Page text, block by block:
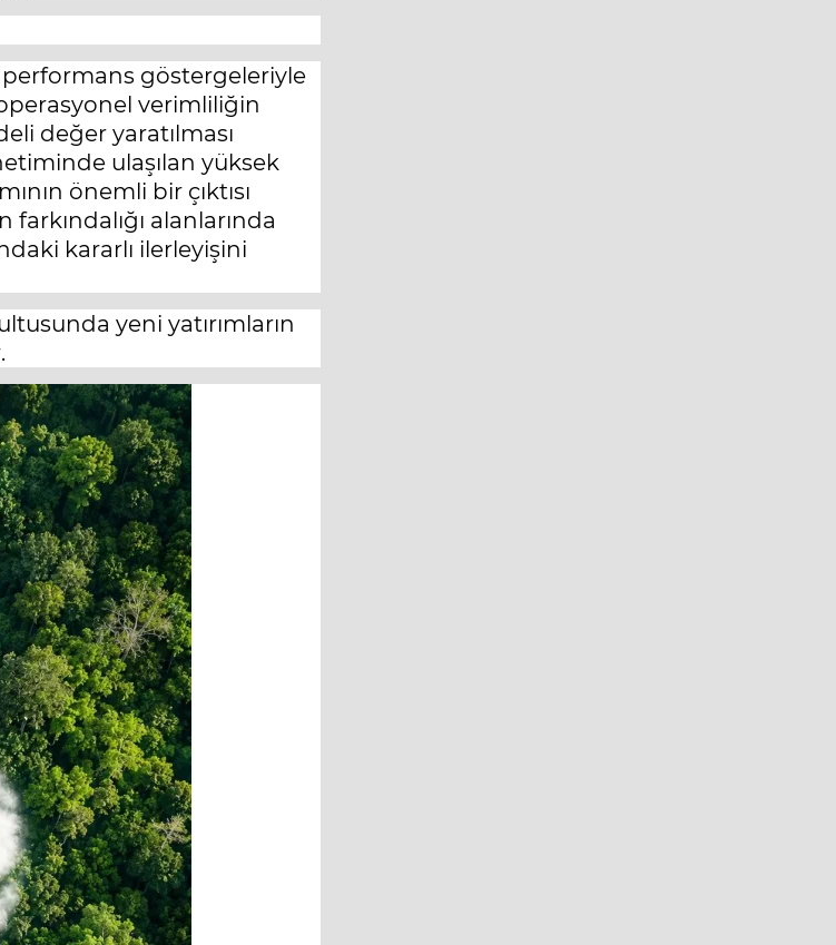
performans göstergeleriyle
verimliliğin
değer yaratılması
ulaşılan yüksek
önemli bir çıktısı
alanlarında
kararlı ilerleyişini
yeni yatırımların